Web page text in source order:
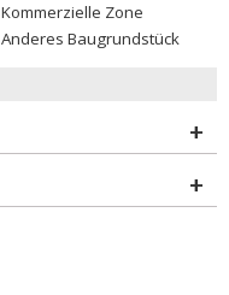
Kommerzielle Zone
Anderes Baugrundstück